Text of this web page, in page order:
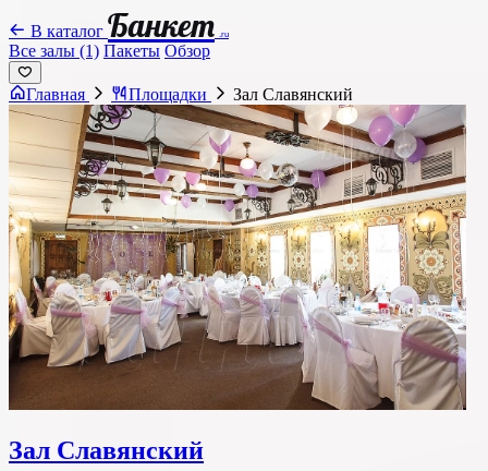
В каталог Банкет .ru
Все залы (1) Пакеты Обзор
Главная Площадки Зал Славянский
Зал Славянский